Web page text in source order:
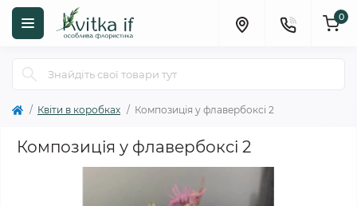
0
Квіти в коробках Композиція у флавербоксі 2
Композиція у флавербоксі 2